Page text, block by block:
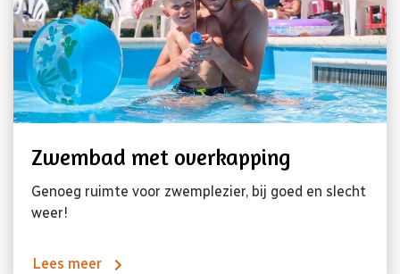
Zwembad met overkapping
Genoeg ruimte voor zwemplezier, bij goed en slecht
weer!
Lees meer